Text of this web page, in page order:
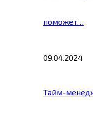
поможет…
09.04.2024
Тайм-